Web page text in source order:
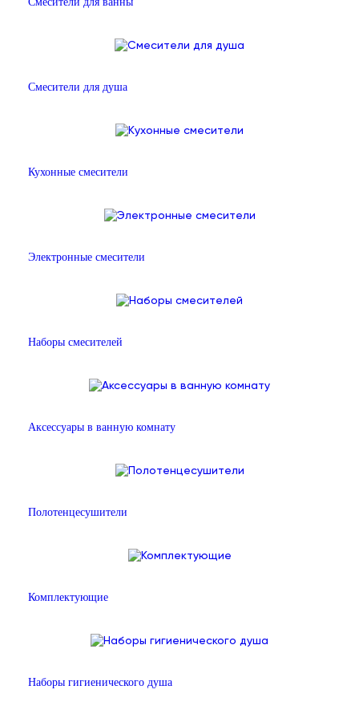
Смесители для душа
Кухонные смесители
Электронные смесители
Наборы смесителей
Аксессуары в ванную комнату
Полотенцесушители
Комплектующие
Наборы гигиенического душа